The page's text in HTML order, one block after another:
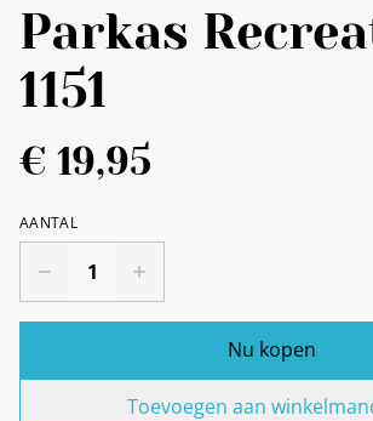
Parkas
1151
€ 19,95
AANTAL
Nu kopen
Toevoegen aan